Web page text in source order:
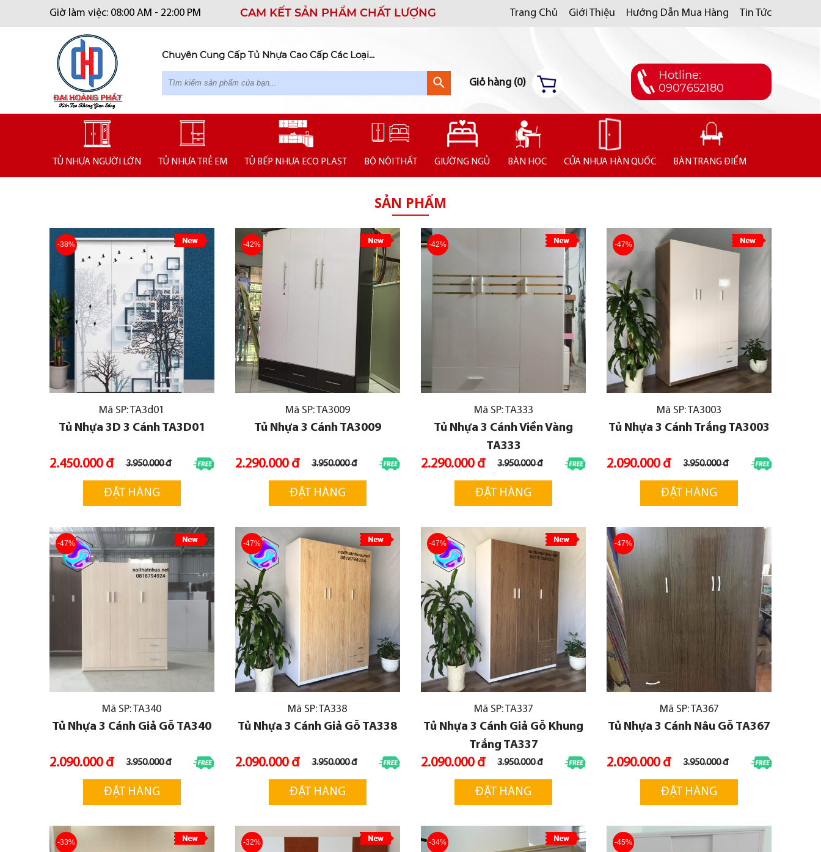
Giờ làm việc: 08:00 AM - 22:00 PM CAM KẾT SẢN PHẨM CHẤT LƯỢNG Trang Chủ Giới Thiệu Hướng Dẫn Mua Hàng Tin Tức
Chuyên Cung Cấp Tủ Nhựa Cao Cấp Các Loại...
Giỏ hàng (0)
Hotline:
0907652180
TỦ NHỰA NGƯỜI LỚN TỦ NHỰA TRẺ EM TỦ BẾP NHỰA ECO PLAST BỘ NỘI THẤT GIƯỜNG NGỦ BÀN HỌC CỬA NHỰA HÀN QUỐC BÀN TRANG ĐIỂM
SẢN PHẨM
Mã SP: TA3d01
Tủ Nhựa 3D 3 Cánh TA3D01
2.450.000 đ 3.950.000 đ
-38%
ĐẶT HÀNG
Mã SP: TA3009
Tủ Nhựa 3 Cánh TA3009
2.290.000 đ 3.950.000 đ
-42%
ĐẶT HÀNG
Mã SP: TA333
Tủ Nhựa 3 Cánh Viền Vàng
TA333
2.290.000 đ 3.950.000 đ
-42%
ĐẶT HÀNG
Mã SP: TA3003
Tủ Nhựa 3 Cánh Trắng TA3003
2.090.000 đ 3.950.000 đ
-47%
ĐẶT HÀNG
Mã SP: TA340
Tủ Nhựa 3 Cánh Giả Gỗ TA340
2.090.000 đ 3.950.000 đ
-47%
ĐẶT HÀNG
Mã SP: TA338
Tủ Nhựa 3 Cánh Giả Gỗ TA338
2.090.000 đ 3.950.000 đ
-47%
ĐẶT HÀNG
Mã SP: TA337
Tủ Nhựa 3 Cánh Giả Gỗ Khung
Trắng TA337
2.090.000 đ 3.950.000 đ
-47%
ĐẶT HÀNG
Mã SP: TA367
Tủ Nhựa 3 Cánh Nâu Gỗ TA367
2.090.000 đ 3.950.000 đ
-47%
ĐẶT HÀNG
-33% -32% -34% -45%